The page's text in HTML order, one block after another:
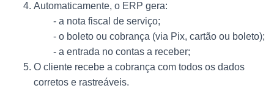
Automaticamente, o ERP gera:
- a nota fiscal de serviço;
- o boleto ou cobrança (via Pix, cartão ou boleto);
- a entrada no contas a receber;
O cliente recebe a cobrança com todos os dados
corretos e rastreáveis.